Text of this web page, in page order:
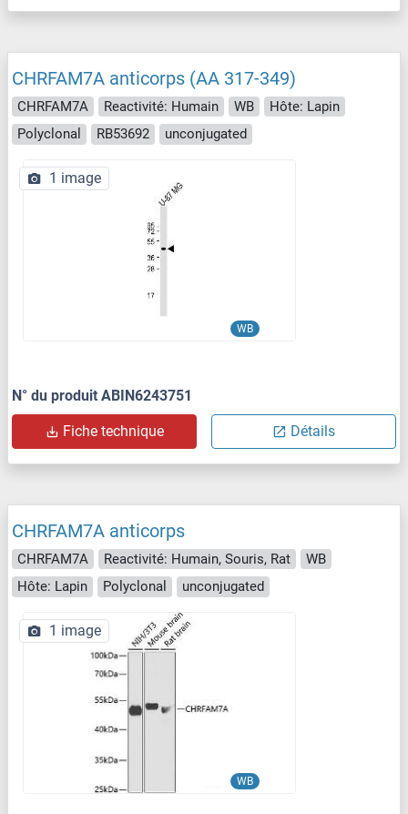
CHRFAM7A anticorps (AA 317-349)
CHRFAM7A Reactivité: Humain WB
Hôte: Lapin
Polyclonal
RB53692 unconjugated
WB
1 image
N° du produit ABIN6243751
Fiche technique Détails
CHRFAM7A anticorps
CHRFAM7A Reactivité: Humain, Souris, Rat
WB
Hôte: Lapin
Polyclonal unconjugated
WB
1 image